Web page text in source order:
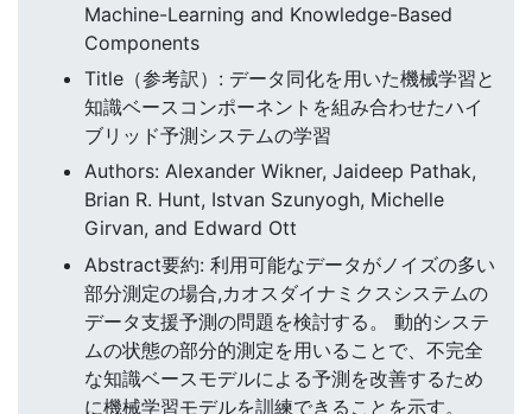
Machine-Learning and Knowledge-Based
Components
Title（参考訳）: データ同化を用いた機械学習と
知識ベースコンポーネントを組み合わせたハイ
ブリッド予測システムの学習
Authors: Alexander Wikner, Jaideep Pathak,
Brian R. Hunt, Istvan Szunyogh, Michelle
Girvan, and Edward Ott
Abstract要約: 利用可能なデータがノイズの多い
部分測定の場合,カオスダイナミクスシステムの
データ支援予測の問題を検討する。 動的システ
ムの状態の部分的測定を用いることで、不完全
な知識ベースモデルによる予測を改善するため
に機械学習モデルを訓練できることを示す。